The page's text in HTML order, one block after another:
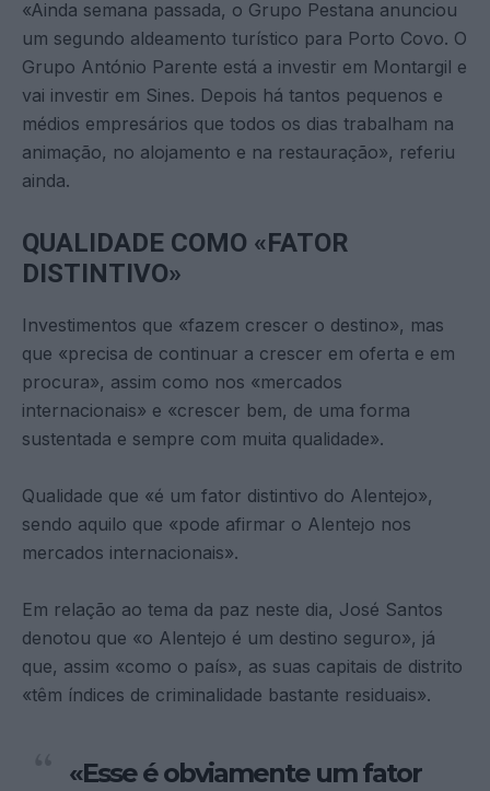
«Ainda semana passada, o Grupo Pestana anunciou
um segundo aldeamento turístico para Porto Covo. O
Grupo António Parente está a investir em Montargil e
vai investir em Sines. Depois há tantos pequenos e
médios empresários que todos os dias trabalham na
animação, no alojamento e na restauração», referiu
ainda.
QUALIDADE COMO «FATOR
DISTINTIVO»
Investimentos que «fazem crescer o destino», mas
que «precisa de continuar a crescer em oferta e em
procura», assim como nos «mercados
internacionais» e «crescer bem, de uma forma
sustentada e sempre com muita qualidade».
Qualidade que «é um fator distintivo do Alentejo»,
sendo aquilo que «pode afirmar o Alentejo nos
mercados internacionais».
Em relação ao tema da paz neste dia, José Santos
denotou que «o Alentejo é um destino seguro», já
que, assim «como o país», as suas capitais de distrito
«têm índices de criminalidade bastante residuais».
«Esse é obviamente um fator